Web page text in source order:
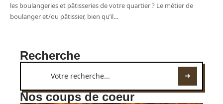
les boulangeries et pâtisseries de votre quartier ? Le métier de
boulanger et/ou pâtissier, bien qu’il…
Recherche
Nos coups de coeur